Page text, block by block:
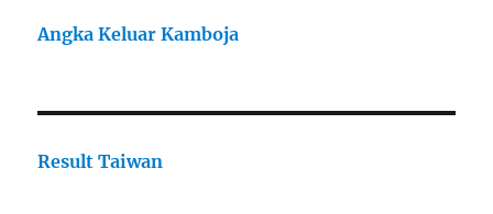
Angka Keluar Kamboja
Result Taiwan